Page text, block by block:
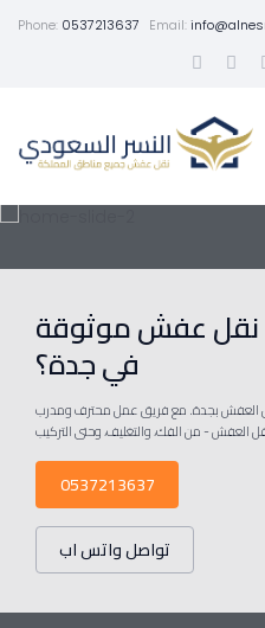
Phone: 0537213637 Email:
عفش موثوقة
في جدة؟
العفش بجدة. مع فريق عمل محترف ومدرب
0537213637
تواصل واتس اب